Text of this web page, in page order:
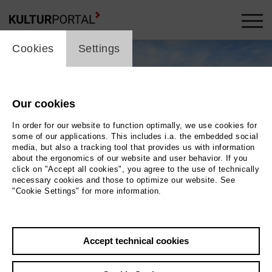
Die Göbelner Heide im Biosphärenreservat Oberlausitzer Heide- und
cookie_layer
Cookies Settings
Our cookies
In order for our website to function optimally, we use cookies for
some of our applications. This includes i.a. the embedded social
media, but also a tracking tool that provides us with information
about the ergonomics of our website and user behavior. If you
click on "Accept all cookies", you agree to the use of technically
necessary cookies and those to optimize our website. See
"Cookie Settings" for more information.
Accept technical cookies